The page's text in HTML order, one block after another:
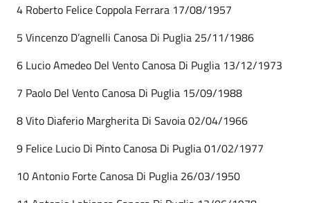
4 Roberto Felice Coppola Ferrara 17/08/1957
5 Vincenzo D’agnelli Canosa Di Puglia 25/11/1986
6 Lucio Amedeo Del Vento Canosa Di Puglia 13/12/1973
7 Paolo Del Vento Canosa Di Puglia 15/09/1988
8 Vito Diaferio Margherita Di Savoia 02/04/1966
9 Felice Lucio Di Pinto Canosa Di Puglia 01/02/1977
10 Antonio Forte Canosa Di Puglia 26/03/1950